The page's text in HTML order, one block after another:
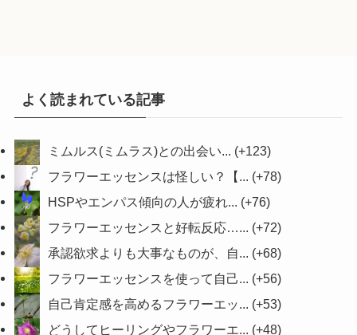
よく読まれている記事
ミムルス(ミムラス)との出会い... +123
フラワーエッセンスは怪しい？【... +78
HSPやエンパス傾向の人が疲れ... +76
フラワーエッセンスと好転反応…... +72
承認欲求よりも大事なものが、自... +68
フラワーエッセンスを使って自己... +56
自己肯定感を高めるフラワーエッ... +53
どうしてヒーリングやフラワーエ... +48